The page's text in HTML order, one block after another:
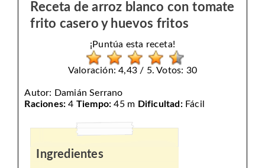
Receta de arroz blanco con tomate
frito casero y huevos fritos
¡Puntúa esta receta!
Valoración: 4,43 / 5. Votos: 30
Autor: Damián Serrano
Raciones: 4 Tiempo: 45 m Dificultad:Fácil
Ingredientes